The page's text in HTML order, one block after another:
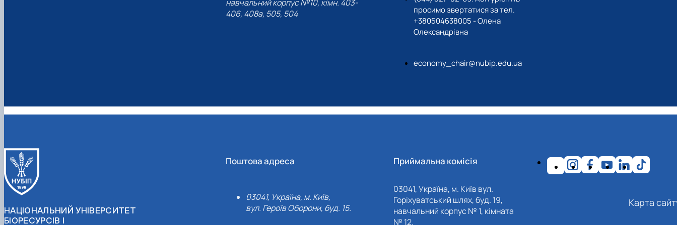
навчальний корпус №10, кімн. 403-
406, 408a, 505, 504
просимо звертатися за тел.
+380504638005 - Олена
Олександрівна
economy_chair@nubip.edu.ua
НАЦІОНАЛЬНИЙ УНІВЕРСИТЕТ
БІОРЕСУРСІВ І
Поштова адреса
03041, Україна, м. Київ,
вул. Героїв Оборони, буд. 15.
Приймальна комісія
03041, Україна, м. Київ вул.
Горіхуватський шлях, буд. 19,
навчальний корпус № 1, кімната
№ 12.
Карта